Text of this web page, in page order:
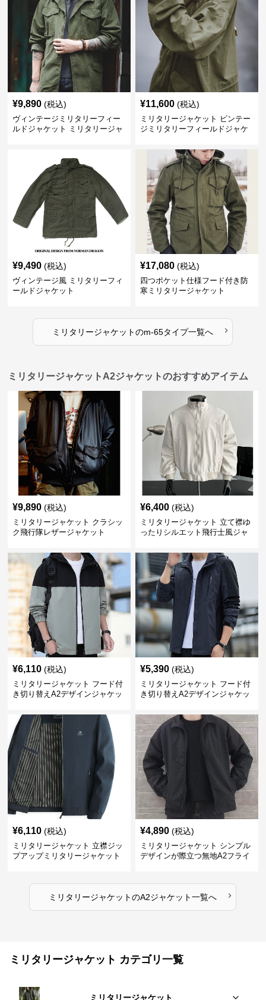
¥9,890 (税込)
ヴィンテージミリタリーフィー
ルドジャケット ミリタリージャ
¥11,600 (税込)
ミリタリージャケット ビンテー
ジミリタリーフィールドジャケ
¥9,490 (税込)
ヴィンテージ風 ミリタリーフィ
ールドジャケット
¥17,080 (税込)
四つポケット仕様フード付き防
寒ミリタリージャケット
ミリタリージャケットのm-65タイプ一覧へ ›
ミリタリージャケットA2ジャケットのおすすめアイテム
¥9,890 (税込)
ミリタリージャケット クラシッ
ク飛行隊レザージャケット
¥6,400 (税込)
ミリタリージャケット 立て襟ゆ
ったりシルエット飛行士風ジャ
¥6,110 (税込)
ミリタリージャケット フード付
き切り替えA2デザインジャケッ
¥5,390 (税込)
ミリタリージャケット フード付
き切り替えA2デザインジャケッ
¥6,110 (税込)
ミリタリージャケット 立襟ジッ
プアップミリタリージャケット
¥4,890 (税込)
ミリタリージャケット シンプル
デザインが際立つ無地A2フライ
ミリタリージャケットのA2ジャケット一覧へ ›
ミリタリージャケット カテゴリ一覧
ミリタリージャケット